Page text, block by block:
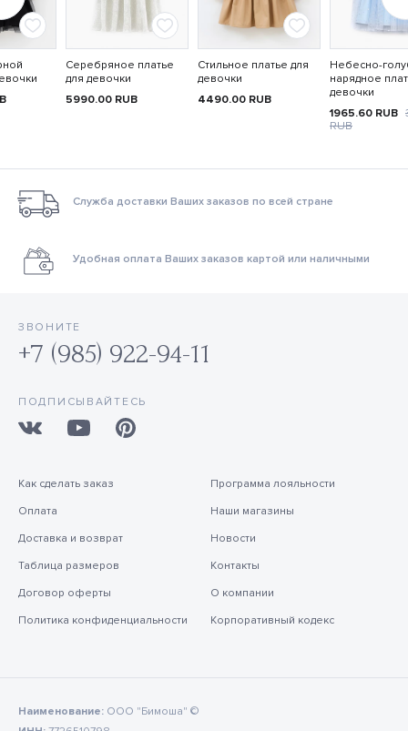
Серебряное платье
для девочки
5990.00 RUB
Стильное платье для
девочки
4490.00 RUB
Небесно-
нарядное
девочки
1965.60 RUB
RUB
Служба доставки Ваших заказов по всей стране
Удобная оплата Ваших заказов картой или наличными
ЗВОНИТЕ
+7 (985) 922-94-11
ПОДПИСЫВАЙТЕСЬ
Как сделать заказ
Оплата
Доставка и возврат
Таблица размеров
Договор оферты
Политика конфиденциальности
Программа лояльности
Наши магазины
Новости
Контакты
О компании
Корпоративный кодекс
Наименование: ООО "Бимоша" ©